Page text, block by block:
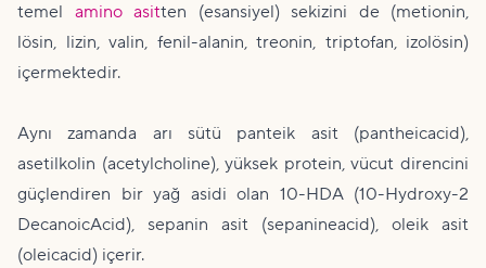
temel amino asitten (esansiyel) sekizini de (metionin,
lösin, lizin, valin, fenil-alanin, treonin, triptofan, izolösin)
içermektedir.
Aynı zamanda arı sütü panteik asit (pantheicacid),
asetilkolin (acetylcholine), yüksek protein, vücut direncini
güçlendiren bir yağ asidi olan 10-HDA (10-Hydroxy-2
DecanoicAcid), sepanin asit (sepanineacid), oleik asit
(oleicacid) içerir.